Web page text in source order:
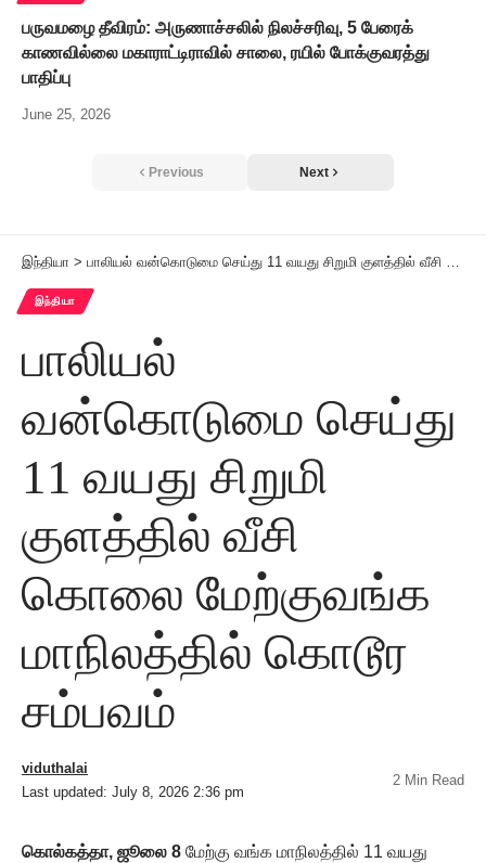
பருவமழை தீவிரம்: அருணாச்சலில் நிலச்சரிவு, 5 பேரைக்
காணவில்லை மகாராட்டிராவில் சாலை, ரயில் போக்குவரத்து
பாதிப்பு
June 25, 2026
Previous Next
இந்தியா > பாலியல் வன்கொடுமை செய்து 11 வயது சிறுமி குளத்தில் வீசி கொலை மேற்குவங்க மாநிலத்தில் கொடூர சம்பவம்
இந்தியா
பாலியல்
வன்கொடுமை செய்து
11 வயது சிறுமி
குளத்தில் வீசி
கொலை மேற்குவங்க
மாநிலத்தில் கொடூர
சம்பவம்
Last updated: July 8, 2026 2:36 pm
viduthalai
2 Min Read
கொல்கத்தா, ஜூலை 8 மேற்கு வங்க மாநிலத்தில் 11 வயது